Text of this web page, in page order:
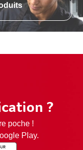
?
poche !
Play.